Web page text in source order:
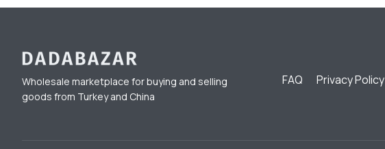
Wholesale marketplace for buying and selling
goods from Turkey and China
FAQ Privacy Policy